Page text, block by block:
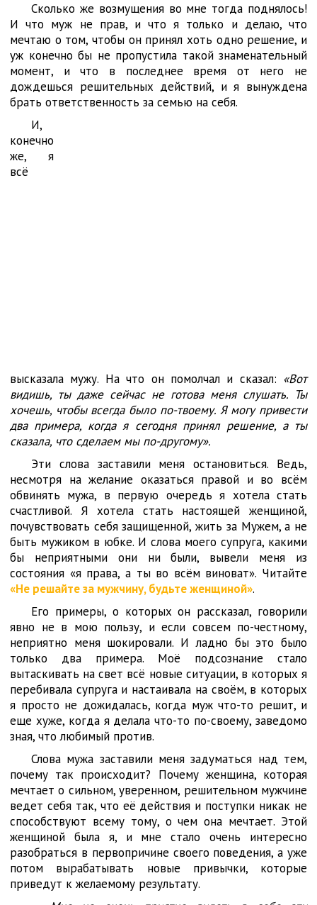
Сколько же возмущения во мне тогда поднялось!
И что муж не прав, и что я только и делаю, что
мечтаю о том, чтобы он принял хоть одно решение, и
уж конечно бы не пропустила такой знаменательный
момент, и что в последнее время от него не
дождешься решительных действий, и я вынуждена
брать ответственность за семью на себя.
И,
конечно
же, я
всё
высказала мужу. На что он помолчал и сказал: «Вот
видишь, ты даже сейчас не готова меня слушать. Ты
хочешь, чтобы всегда было по-твоему. Я могу привести
два примера, когда я сегодня принял решение, а ты
сказала, что сделаем мы по-другому».
Эти слова заставили меня остановиться. Ведь,
несмотря на желание оказаться правой и во всём
обвинять мужа, в первую очередь я хотела стать
счастливой. Я хотела стать настоящей женщиной,
почувствовать себя защищенной, жить за Мужем, а не
быть мужиком в юбке. И слова моего супруга, какими
бы неприятными они ни были, вывели меня из
состояния «я права, а ты во всём виноват». Читайте
«Не решайте за мужчину, будьте женщиной».
Его примеры, о которых он рассказал, говорили
явно не в мою пользу, и если совсем по-честному,
неприятно меня шокировали. И ладно бы это было
только два примера. Моё подсознание стало
вытаскивать на свет всё новые ситуации, в которых я
перебивала супруга и настаивала на своём, в которых
я просто не дожидалась, когда муж что-то решит, и
еще хуже, когда я делала что-то по-своему, заведомо
зная, что любимый против.
Слова мужа заставили меня задуматься над тем,
почему так происходит? Почему женщина, которая
мечтает о сильном, уверенном, решительном мужчине
ведет себя так, что её действия и поступки никак не
способствуют всему тому, о чем она мечтает. Этой
женщиной была я, и мне стало очень интересно
разобраться в первопричине своего поведения, а уже
потом вырабатывать новые привычки, которые
приведут к желаемому результату.